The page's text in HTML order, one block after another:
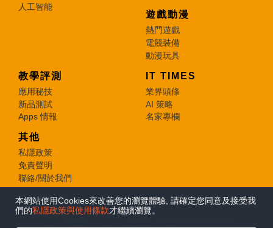
本網站使用Cookies來改善您的瀏覽體驗, 請確定您同意及接受我
們的私隱政策與使用條款才繼續瀏覽。
人工智能
遊戲動漫
熱門遊戲
電競裝備
動漫玩具
教學評測
應用秘技
新品測試
Apps 情報
IT TIMES
業界頭條
AI 策略
名家專欄
其他
私隱政策
免責聲明
聯絡/關於我們
© 2026 e-zone. All Rights Reserved.